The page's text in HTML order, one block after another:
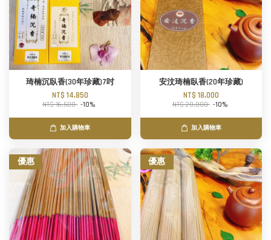
琦楠沉臥香(30年珍藏)7吋
NT$ 14,850
NT$ 16,500 -10%
加入購物車
安汶琦楠臥香(20年珍藏)
NT$ 18,000
NT$ 20,000 -10%
加入購物車
優惠 優惠